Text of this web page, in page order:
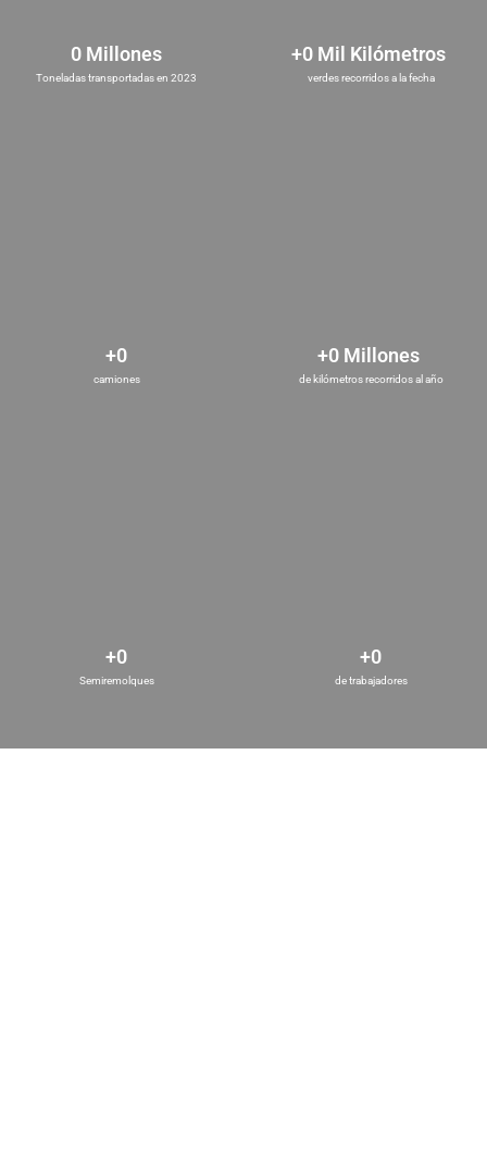
Toneladas transportadas en 2023
0 Millones
verdes recorridos a la fecha
+0 Mil Kilómetros
camiones
+0
de kilómetros recorridos al año
+0 Millones
Semiremolques
+0
de trabajadores
+0